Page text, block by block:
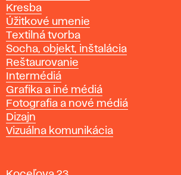
Kresba
Úžitkové umenie
Textilná tvorba
Socha, objekt, inštalácia
Reštaurovanie
Intermédiá
Grafika a iné médiá
Fotografia a nové médiá
Dizajn
Vizuálna komunikácia